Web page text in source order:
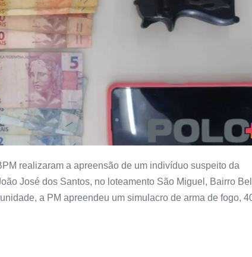
realizaram a apreensão de um indivíduo suspeito da
José dos Santos, no loteamento São Miguel, Bairro
a PM apreendeu um simulacro de arma de fogo,